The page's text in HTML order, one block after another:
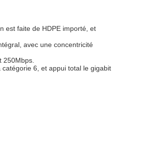
est faite de HDPE importé, et
avec une concentricité
6, et appui total le gigabit